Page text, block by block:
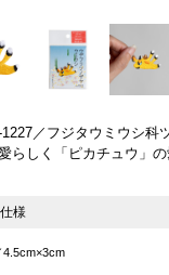
／フジタウミウシ科
らしく「ピカチュウ」
様
4.5cm×3cm